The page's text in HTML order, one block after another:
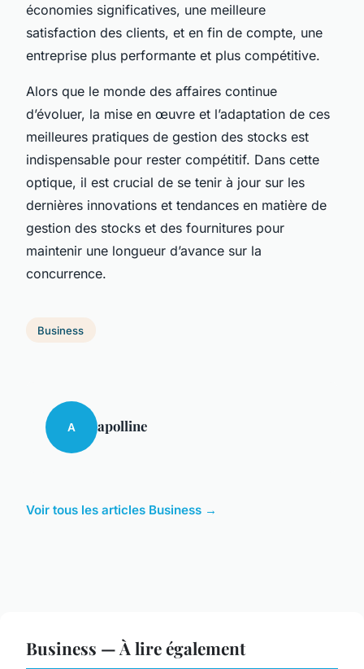
économies significatives, une meilleure
satisfaction des clients, et en fin de compte, une
entreprise plus performante et plus compétitive.
Alors que le monde des affaires continue
d’évoluer, la mise en œuvre et l’adaptation de ces
meilleures pratiques de gestion des stocks est
indispensable pour rester compétitif. Dans cette
optique, il est crucial de se tenir à jour sur les
dernières innovations et tendances en matière de
gestion des stocks et des fournitures pour
maintenir une longueur d’avance sur la
concurrence.
Business
A apolline
Voir tous les articles Business →
Business — À lire également